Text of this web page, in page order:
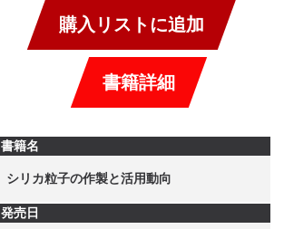
購入リストに追加
書籍詳細
書籍名
シリカ粒子の作製と活用動向
発売日